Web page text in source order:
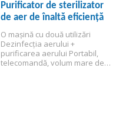
Purificator de sterilizator
de aer de înaltă eficiență
O mașină cu două utilizări
Dezinfecția aerului +
purificarea aerului Portabil,
telecomandă, volum mare de